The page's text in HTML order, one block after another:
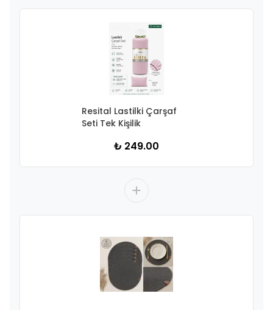
Resital Lastilki Çarşaf
Seti Tek Kişilik
₺ 249.00